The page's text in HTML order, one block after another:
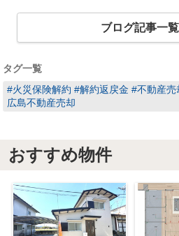
ブログ記事一
タグ一覧
#火災保険解約 #解約返戻金 #不動産
広島不動産売却
おすすめ物件